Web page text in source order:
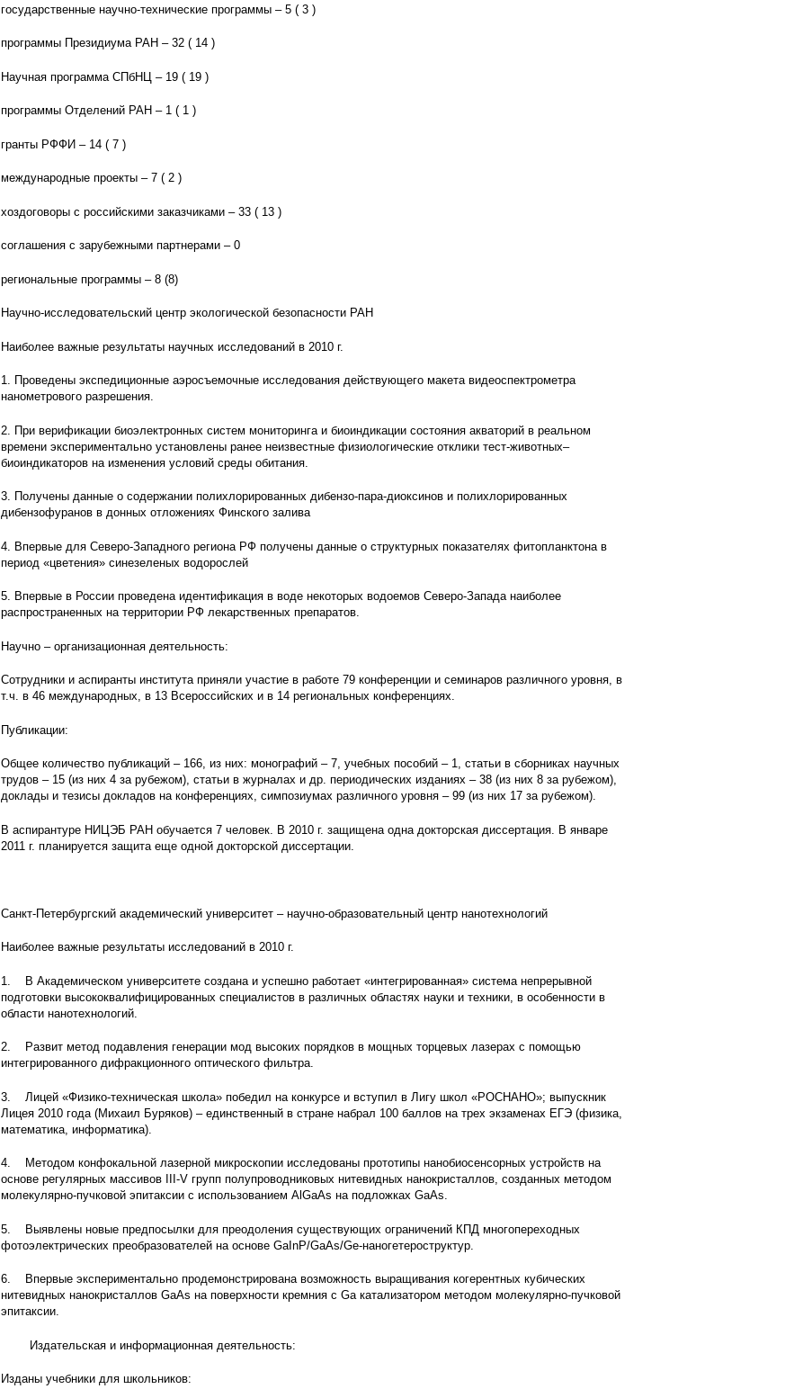
государственные научно-технические программы – 5 ( 3 )
программы Президиума РАН – 32 ( 14 )
Научная программа СПбНЦ – 19 ( 19 )
программы Отделений РАН – 1 ( 1 )
гранты РФФИ – 14 ( 7 )
международные проекты – 7 ( 2 )
хоздоговоры с российскими заказчиками – 33 ( 13 )
соглашения с зарубежными партнерами – 0
региональные программы – 8 (8)
Научно-исследовательский центр экологической безопасности РАН
Наиболее важные результаты научных исследований в 2010 г.
1. Проведены экспедиционные аэросъемочные исследования действующего макета видеоспектрометра
нанометрового разрешения.
2. При верификации биоэлектронных систем мониторинга и биоиндикации состояния акваторий в реальном
времени экспериментально установлены ранее неизвестные физиологические отклики тест-животных–
биоиндикаторов на изменения условий среды обитания.
3. Получены данные о содержании полихлорированных дибензо-пара-диоксинов и полихлорированных
дибензофуранов в донных отложениях Финского залива
4. Впервые для Северо-Западного региона РФ получены данные о структурных показателях фитопланктона в
период «цветения» синезеленых водорослей
5. Впервые в России проведена идентификация в воде некоторых водоемов Северо-Запада наиболее
распространенных на территории РФ лекарственных препаратов.
Научно – организационная деятельность:
Сотрудники и аспиранты института приняли участие в работе 79 конференции и семинаров различного уровня, в
т.ч. в 46 международных, в 13 Всероссийских и в 14 региональных конференциях.
Публикации:
Общее количество публикаций – 166, из них: монографий – 7, учебных пособий – 1, статьи в сборниках научных
трудов – 15 (из них 4 за рубежом), статьи в журналах и др. периодических изданиях – 38 (из них 8 за рубежом),
доклады и тезисы докладов на конференциях, симпозиумах различного уровня – 99 (из них 17 за рубежом).
В аспирантуре НИЦЭБ РАН обучается 7 человек. В 2010 г. защищена одна докторская диссертация. В январе
2011 г. планируется защита еще одной докторской диссертации.
Санкт-Петербургский академический университет – научно-образовательный центр нанотехнологий
Наиболее важные результаты исследований в 2010 г.
1. В Академическом университете создана и успешно работает «интегрированная» система непрерывной
подготовки высококвалифицированных специалистов в различных областях науки и техники, в особенности в
области нанотехнологий.
2. Развит метод подавления генерации мод высоких порядков в мощных торцевых лазерах с помощью
интегрированного дифракционного оптического фильтра.
3. Лицей «Физико-техническая школа» победил на конкурсе и вступил в Лигу школ «РОСНАНО»; выпускник
Лицея 2010 года (Михаил Буряков) – единственный в стране набрал 100 баллов на трех экзаменах ЕГЭ (физика,
математика, информатика).
4. Методом конфокальной лазерной микроскопии исследованы прототипы нанобиосенсорных устройств на
основе регулярных массивов III-V групп полупроводниковых нитевидных нанокристаллов, созданных методом
молекулярно-пучковой эпитаксии с использованием АlGaAs на подложках GaAs.
5. Выявлены новые предпосылки для преодоления существующих ограничений КПД многопереходных
фотоэлектрических преобразователей на основе GaInP/GaAs/Ge-наногетероструктур.
6. Впервые экспериментально продемонстрирована возможность выращивания когерентных кубических
нитевидных нанокристаллов GaAs на поверхности кремния с Ga катализатором методом молекулярно-пучковой
эпитаксии.
Издательская и информационная деятельность:
Изданы учебники для школьников: